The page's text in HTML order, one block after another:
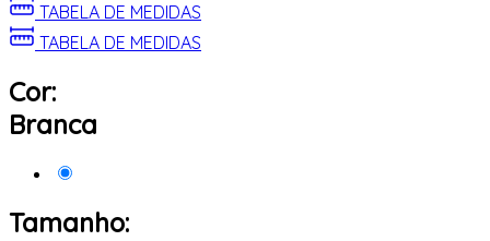
TABELA DE MEDIDAS
TABELA DE MEDIDAS
Cor:
Branca
Tamanho: